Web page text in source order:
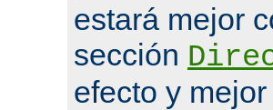
estará mejor
sección
efecto y